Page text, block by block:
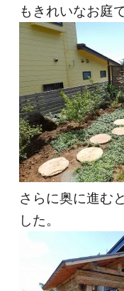
もきれいなお庭
さらに奥に進む
した。